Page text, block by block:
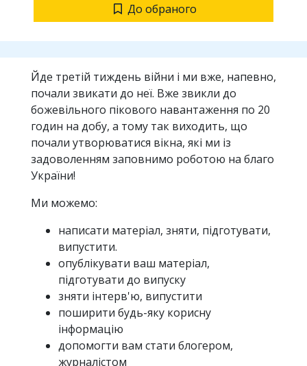
До обраного
Йде третій тиждень війни і ми вже, напевно,
почали звикати до неї. Вже звикли до
божевільного пікового навантаження по 20
годин на добу, а тому так виходить, що
почали утворюватися вікна, які ми із
задоволенням заповнимо роботою на благо
України!
Ми можемо:
написати матеріал, зняти, підготувати,
випустити.
опублікувати ваш матеріал,
підготувати до випуску
зняти інтерв'ю, випустити
поширити будь-яку корисну
інформацію
допомогти вам стати блогером,
журналістом